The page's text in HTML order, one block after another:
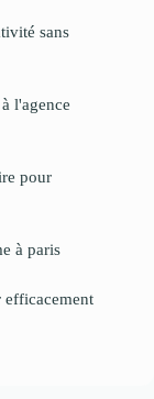
sans
l'agence
pour
à paris
efficacement